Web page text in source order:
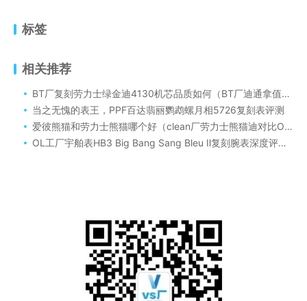
标签
相关推荐
BT厂复刻劳力士绿金迪4130机芯品质如何（BT厂迪通拿值得入手吗）
当之无愧的表王，PPF百达翡丽鹦鹉螺月相5726复刻表评测
爱彼熊猫和劳力士熊猫哪个好（clean厂劳力士熊猫迪对比OM厂爱彼熊猫26331）
OL工厂宇舶表HB3 Big Bang Sang Bleu Ⅱ复刻腕表深度评测：致敬经典的卓越之作！